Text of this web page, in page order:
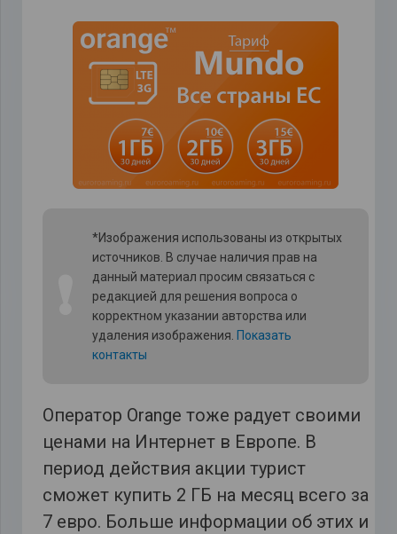
*Изображения использованы из открытых
источников. В случае наличия прав на
данный материал просим связаться с
редакцией для решения вопроса о
корректном указании авторства или
удаления изображения. Показать
контакты
Оператор Orange тоже радует своими
ценами на Интернет в Европе. В
период действия акции турист
сможет купить 2 ГБ на месяц всего за
7 евро. Больше информации об этих и